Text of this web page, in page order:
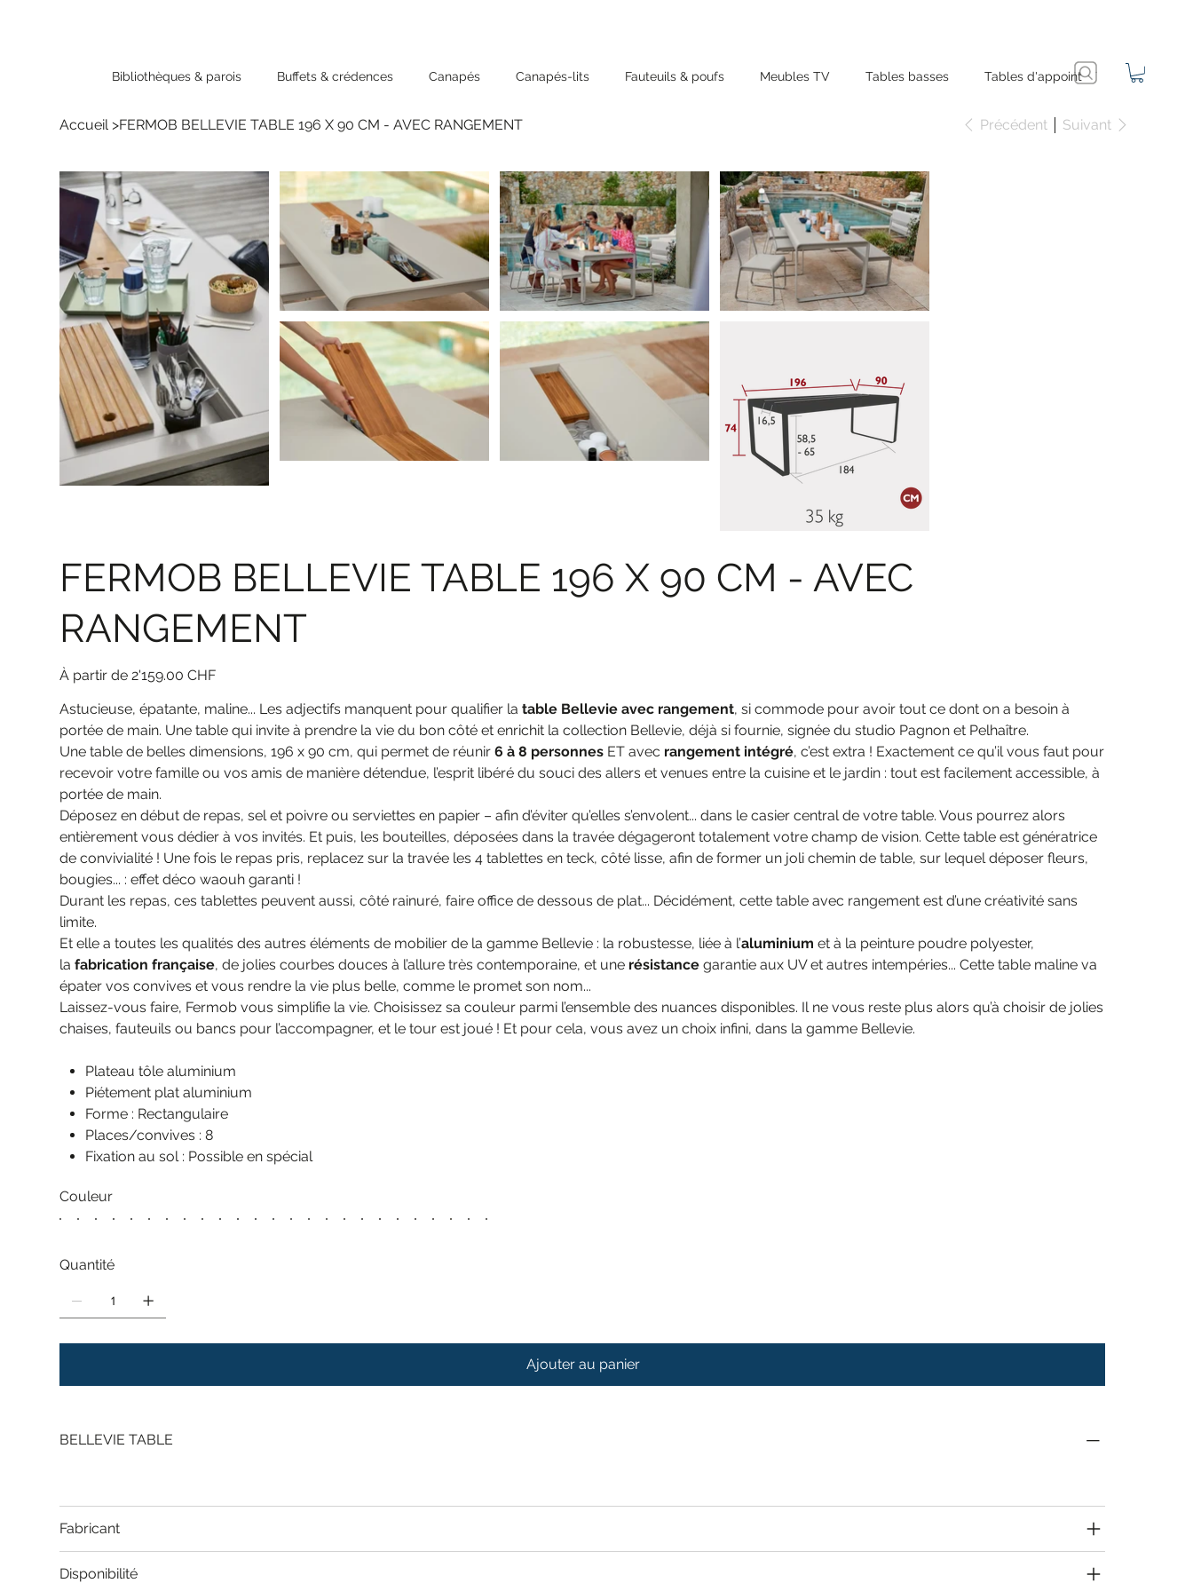
Bibliothèques & parois Buffets & crédences Canapés Canapés-lits Fauteuils & poufs Meubles TV Tables basses Tables d'appoint
Accueil >FERMOB BELLEVIE TABLE 196 X 90 CM - AVEC RANGEMENT Précédent Suivant
FERMOB BELLEVIE TABLE 196 X 90 CM - AVEC
RANGEMENT
Prix
2'159.00 CHF
Astucieuse, épatante, maline... Les adjectifs manquent pour qualifier latable Bellevie avec rangement, si commode pour avoir tout ce dont on a besoin à
portée de main. Une table qui invite à prendre la vie du bon côté et enrichit la collection Bellevie, déjà si fournie, signée du studio Pagnon et Pelhaître.
Une table de belles dimensions, 196 x 90 cm, qui permet de réunir6 à 8 personnes ET avec rangement intégré, c’est extra ! Exactement ce qu’il vous faut pour
recevoir votre famille ou vos amis de manière détendue, l’esprit libéré du souci des allers et venues entre la cuisine et le jardin : tout est facilement accessible, à
portée de main.
Déposez en début de repas, sel et poivre ou serviettes en papier – afin d’éviter qu’elles s’envolent... dans le casier central de votre table. Vous pourrez alors
entièrement vous dédier à vos invités. Et puis, les bouteilles, déposées dans la travée dégageront totalement votre champ de vision. Cette table est génératrice
de convivialité ! Une fois le repas pris, replacez sur la travée les 4 tablettes en teck, côté lisse, afin de former un joli chemin de table, sur lequel déposer fleurs,
bougies... : effet déco waouh garanti !
Durant les repas, ces tablettes peuvent aussi, côté rainuré, faire office de dessous de plat... Décidément, cette table avec rangement est d’une créativité sans
limite.
Et elle a toutes les qualités des autres éléments de mobilier de la gamme Bellevie : la robustesse, liée à l’aluminium et à la peinture poudre polyester,
lafabrication française, de jolies courbes douces à l’allure très contemporaine, et une résistance garantie aux UV et autres intempéries... Cette table maline va
épater vos convives et vous rendre la vie plus belle, comme le promet son nom...
Laissez-vous faire, Fermob vous simplifie la vie. Choisissez sa couleur parmi l’ensemble des nuances disponibles. Il ne vous reste plus alors qu’à choisir de jolies
chaises, fauteuils ou bancs pour l’accompagner, et le tour est joué ! Et pour cela, vous avez un choix infini, dans la gamme Bellevie.
Plateau tôle aluminium
Piétement plat aluminium
Forme : Rectangulaire
Places/convives : 8
Fixation au sol : Possible en spécial
Couleur
Quantité
Ajouter au panier
BELLEVIE TABLE
Fabricant
Disponibilité